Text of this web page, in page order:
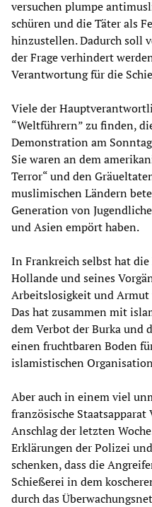
versuchen plumpe
schüren und die Täter als
hinzustellen. Dadurch soll
der Frage verhindert
Verantwortung für die
Viele der
“Weltführern” zu finden,
Demonstration am
Sie waren an dem
Terror“ und den
muslimischen Ländern
Generation von
und Asien empört haben.
In Frankreich selbst hat
Hollande und seines
Arbeitslosigkeit und
Das hat zusammen mit
dem Verbot der Burka und
einen fruchtbaren Boden
islamistischen
Aber auch in einem viel
französische
Anschlag der letzten
Erklärungen der Polizei
schenken, dass die
Schießerei in dem
durch das